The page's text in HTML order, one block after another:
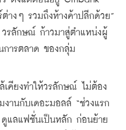
ต่างๆ รวมถึงห้างค้าปลีกด้วย”
รลักษณ์ ก้าวมาสู่ตำแหน่งผู้
การตลาด ของกลุ่ม
ยงทำให้วรลักษณ์ ไม่ต้อง
งานกับเดอะมอลล์ “ช่วงแรก
แลแฟชั่นเป็นหลัก ก่อนย้าย